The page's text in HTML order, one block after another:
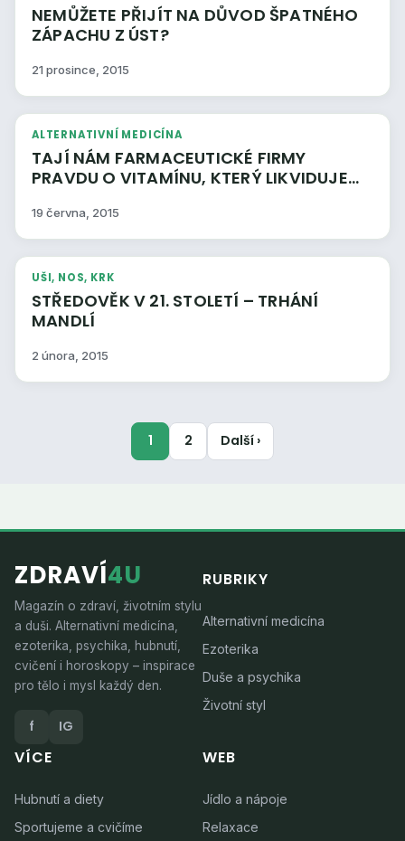
NEMŮŽETE PŘIJÍT NA DŮVOD ŠPATNÉHO
ZÁPACHU Z ÚST?
21 prosince, 2015
ALTERNATIVNÍ MEDICÍNA
TAJÍ NÁM FARMACEUTICKÉ FIRMY
PRAVDU O VITAMÍNU, KTERÝ LIKVIDUJE
19 června, 2015
UŠI, NOS, KRK
STŘEDOVĚK V 21. STOLETÍ – TRHÁNÍ
MANDLÍ
2 února, 2015
1 2 Další ›
ZDRAVÍ4U
Magazín o zdraví, životním stylu
a duši. Alternativní medicína,
ezoterika, psychika, hubnutí,
cvičení i horoskopy – inspirace
pro tělo i mysl každý den.
f IG
RUBRIKY
Alternativní medicína
Ezoterika
Duše a psychika
Životní styl
VÍCE
Hubnutí a diety
Sportujeme a cvičíme
WEB
Jídlo a nápoje
Relaxace